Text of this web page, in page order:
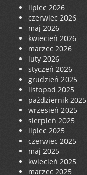
lipiec 2026
czerwiec 2026
maj 2026
kwiecień 2026
marzec 2026
luty 2026
styczeń 2026
grudzień 2025
listopad 2025
październik 2025
wrzesień 2025
sierpień 2025
lipiec 2025
czerwiec 2025
maj 2025
kwiecień 2025
marzec 2025